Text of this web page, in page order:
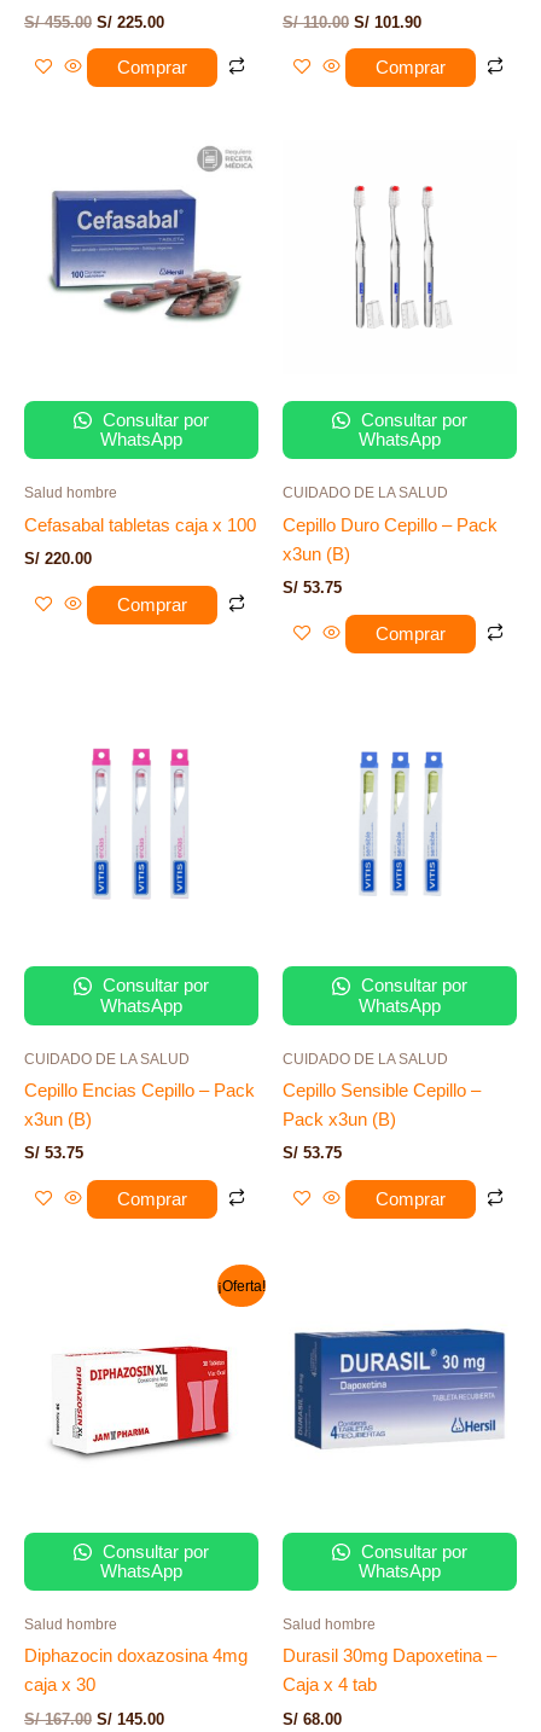
S/455.00 S/ 225.00
Comprar
S/110.00 S/ 101.90
Comprar
Consultar por
WhatsApp
Salud hombre
Cefasabal tabletas caja x 100
S/ 220.00
Comprar
Consultar por
WhatsApp
CUIDADO DE LA SALUD
Cepillo Duro Cepillo – Pack
x3un (B)
S/ 53.75
Comprar
Consultar por
WhatsApp
CUIDADO DE LA SALUD
Cepillo Encias Cepillo – Pack
x3un (B)
S/ 53.75
Comprar
Consultar por
WhatsApp
CUIDADO DE LA SALUD
Cepillo Sensible Cepillo –
Pack x3un (B)
S/ 53.75
Comprar
¡Oferta!
Consultar por
WhatsApp
Salud hombre
Diphazocin doxazosina 4mg
caja x 30
S/167.00
S/ 167.00.
S/ 145.00
es:
S/ 145.00.
Consultar por
WhatsApp
Salud hombre
Durasil 30mg Dapoxetina –
Caja x 4 tab
S/ 68.00